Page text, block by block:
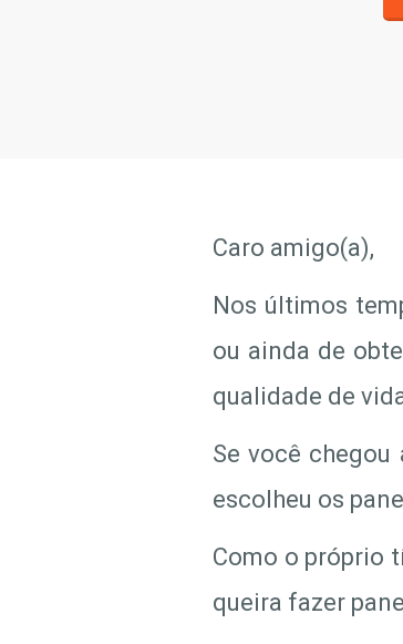
Caro amigo(a),
Nos últimos
ou ainda de
qualidade de
Se você
escolheu os
Como o próprio
queira fazer